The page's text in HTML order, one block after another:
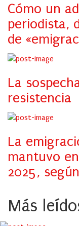
Cómo un
periodista,
de
La
resistencia
La
mantuvo
2025,
Más